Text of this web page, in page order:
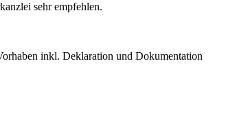
sehr empfehlen.
inkl. Deklaration und Dokumentation